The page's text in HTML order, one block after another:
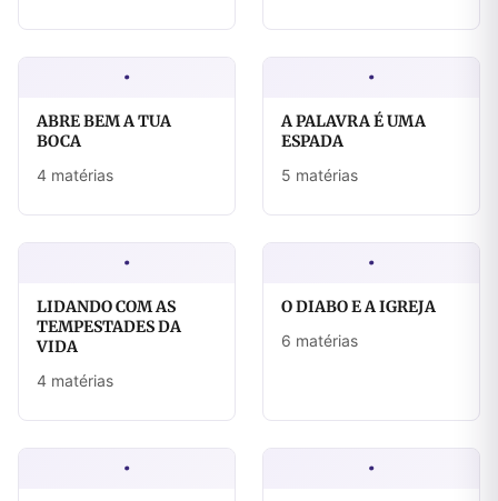
·
ABRE BEM A TUA
BOCA
4 matérias
·
A PALAVRA É UMA
ESPADA
5 matérias
·
LIDANDO COM AS
TEMPESTADES DA
VIDA
4 matérias
·
O DIABO E A IGREJA
6 matérias
· ·